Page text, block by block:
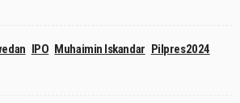
IPO Muhaimin Iskandar Pilpres2024